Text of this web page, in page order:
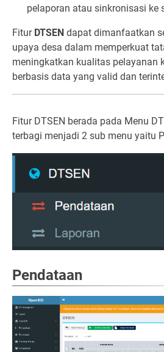
pelaporan atau sinkronisasi ke
Fitur DTSEN dapat dimanfaatkan
upaya desa dalam memperkuat
meningkatkan kualitas pelayanan
berbasis data yang valid dan
Fitur DTSEN berada pada Menu
terbagi menjadi 2 sub menu yaitu
Pendataan